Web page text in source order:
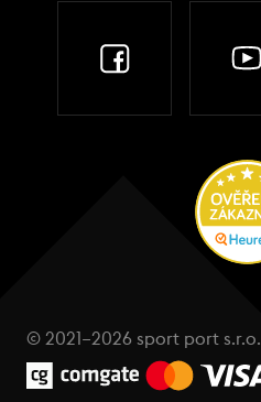
© 2021–2026 sport port s.r.o.